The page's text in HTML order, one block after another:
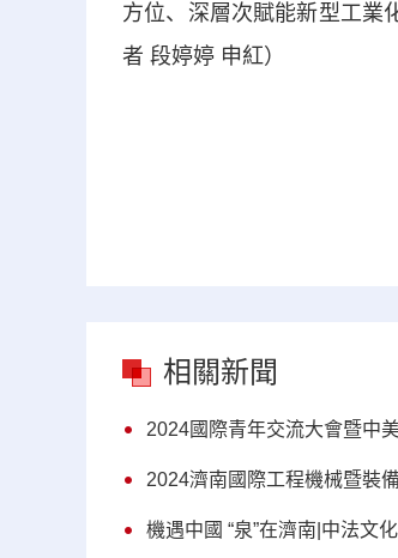
方位、深層次賦能新型工業
者 段婷婷 申紅）
相關新聞
2024國際青年交流大會暨中
2024濟南國際工程機械暨裝
機遇中國 “泉”在濟南|中法文